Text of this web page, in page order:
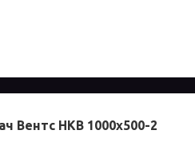
Вентс НКВ 1000x500-2